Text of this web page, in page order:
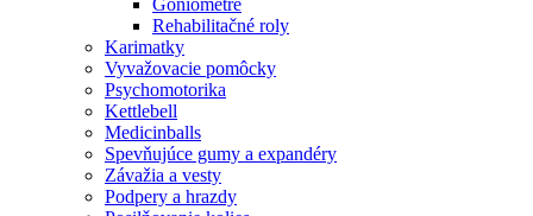
Goniometre
Rehabilitačné roly
Karimatky
Vyvažovacie pomôcky
Psychomotorika
Kettlebell
Medicinballs
Spevňujúce gumy a expandéry
Závažia a vesty
Podpery a hrazdy